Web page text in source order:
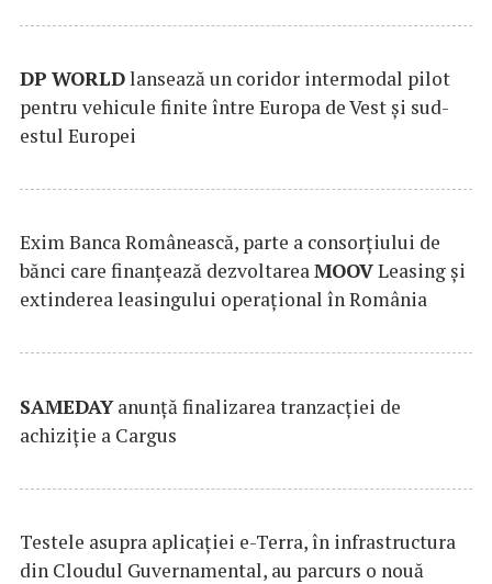
DP WORLDlansează un coridor intermodal pilot
pentru vehicule finite între Europa de Vest și sud-
estul Europei
Exim Banca Românească, parte a consorțiului de
bănci care finanțează dezvoltareaMOOVLeasing și
extinderea leasingului operațional în România
SAMEDAYanunță finalizarea tranzacției de
achiziție a Cargus
Testele asupra aplicaţiei e-Terra, în infrastructura
din Cloudul Guvernamental, au parcurs o nouă